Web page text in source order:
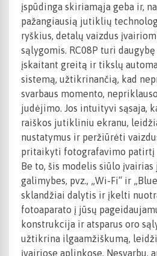
įspūdinga skiriamąja geba ir,
pažangiausią jutiklių
ryškius, detalų vaizdus
sąlygomis. RC08P turi
įskaitant greitą ir tikslų
sistemą, užtikrinančią, kad
svarbaus momento,
judėjimo. Jos intuityvi sąsaja,
raiškos jutikliniu ekranu,
nustatymus ir peržiūrėti
pritaikyti fotografavimo patirtį
Be to, šis modelis siūlo
galimybes, pvz., „Wi-Fi“ ir
sklandžiai dalytis ir įkelti
fotoaparato į jūsų
konstrukcija ir atsparus oro
užtikrina ilgaamžiškumą,
įvairiose aplinkose. Nesvarbu,